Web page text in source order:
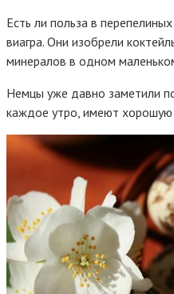
Есть ли польза в
виагра. Они изобрели
минералов в одном
Немцы уже давно заметили
каждое утро, имеют хорошую